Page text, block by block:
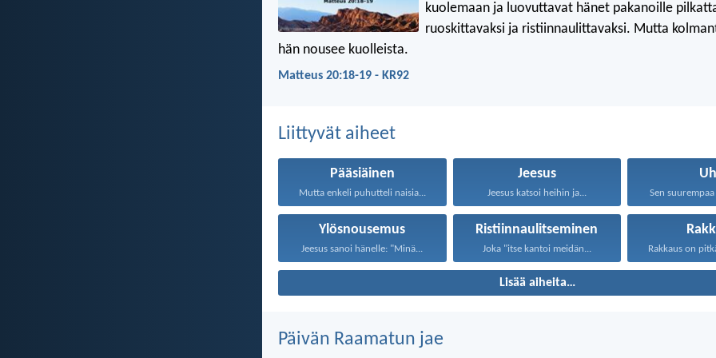
kuolemaan ja luovuttavat hänet pakanoille
ruoskittavaksi ja ristiinnaulittavaksi. Mutta
hän nousee kuolleista.
Matteus 20:18-19 - KR92
Liittyvät aiheet
Pääsiäinen
Mutta enkeli puhutteli naisia...
Jeesus
Jeesus katsoi heihin ja... Sen
Ylösnousemus
Jeesus sanoi hänelle: "Minä...
Ristiinnaulitseminen
Joka "itse kantoi meidän...
Lisää aiheita…
Päivän Raamatun jae